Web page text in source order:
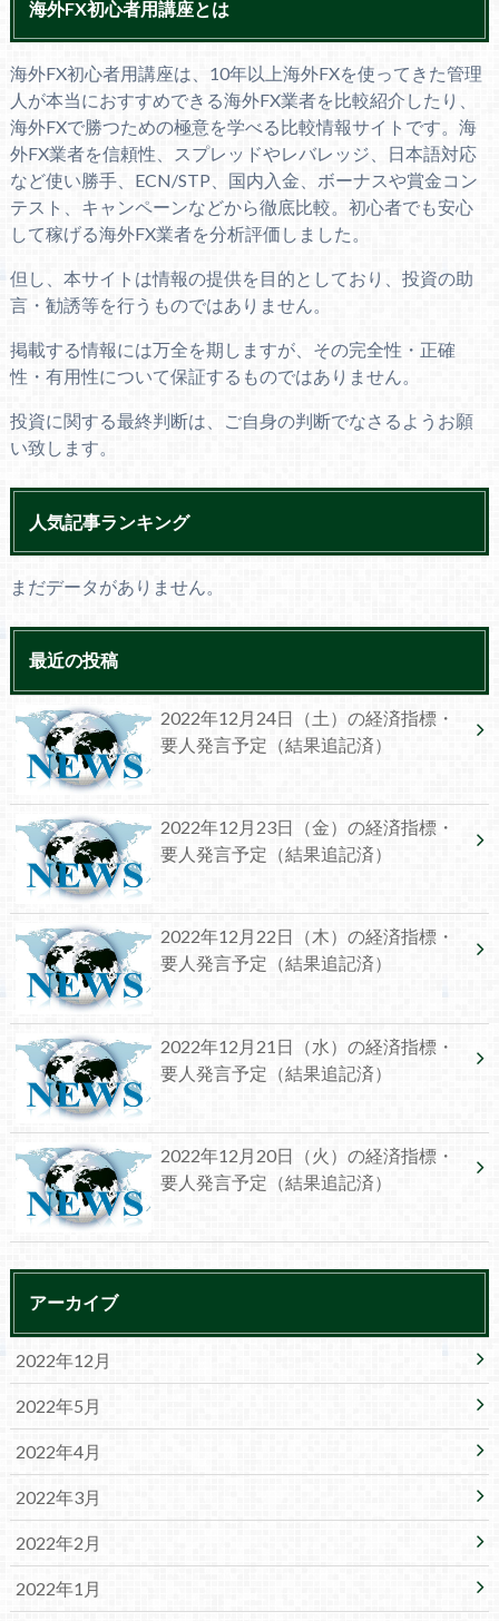
海外FX初心者用講座とは
海外FX初心者用講座は、10年以上海外FXを使ってきた管理
人が本当におすすめできる海外FX業者を比較紹介したり、
海外FXで勝つための極意を学べる比較情報サイトです。海
外FX業者を信頼性、スプレッドやレバレッジ、日本語対応
など使い勝手、ECN/STP、国内入金、ボーナスや賞金コン
テスト、キャンペーンなどから徹底比較。初心者でも安心
して稼げる海外FX業者を分析評価しました。
但し、本サイトは情報の提供を目的としており、投資の助
言・勧誘等を行うものではありません。
掲載する情報には万全を期しますが、その完全性・正確
性・有用性について保証するものではありません。
投資に関する最終判断は、ご自身の判断でなさるようお願
い致します。
人気記事ランキング
まだデータがありません。
最近の投稿
2022年12月24日（土）の経済指標・
要人発言予定（結果追記済）
2022年12月23日（金）の経済指標・
要人発言予定（結果追記済）
2022年12月22日（木）の経済指標・
要人発言予定（結果追記済）
2022年12月21日（水）の経済指標・
要人発言予定（結果追記済）
2022年12月20日（火）の経済指標・
要人発言予定（結果追記済）
アーカイブ
2022年12月
2022年5月
2022年4月
2022年3月
2022年2月
2022年1月